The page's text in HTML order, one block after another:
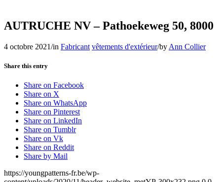
AUTRUCHE NV – Pathoekeweg 50, 8000
4 octobre 2021/in Fabricant vêtements d'extérieur/by Ann Collier
Share this entry
Share on Facebook
Share on X
Share on WhatsApp
Share on Pinterest
Share on LinkedIn
Share on Tumblr
Share on Vk
Share on Reddit
Share by Mail
https://youngpatterns-fr.be/wp-